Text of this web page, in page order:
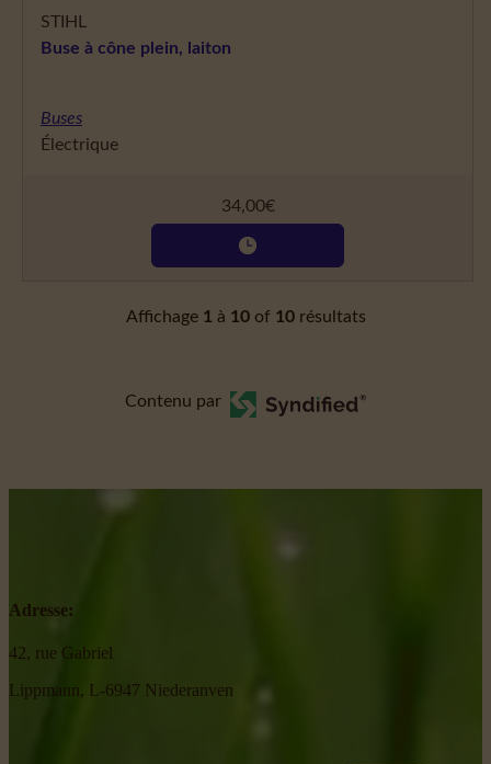
STIHL
Buse à cône plein, laiton
Buses
Électrique
34,00€
Affichage 1 à 10of 10résultats
Contenu par
Adresse:
42, rue Gabriel
Lippmann, L-6947 Niederanven